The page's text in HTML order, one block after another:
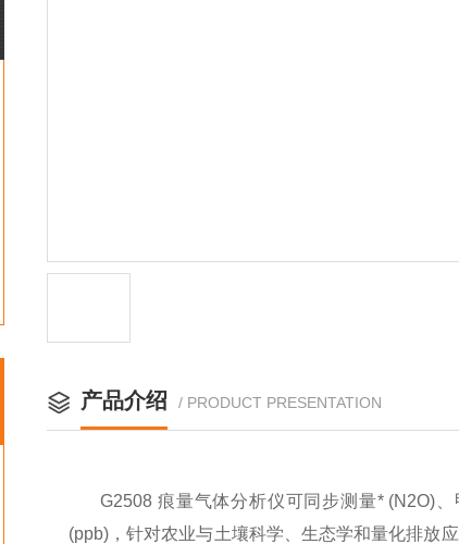
产品介绍 / PRODUCT PRESENTATION
G2508 痕量气体分析仪可同步测量* (N 2O)、
(ppb)，针对农业与土壤科学、生态学和量化排放